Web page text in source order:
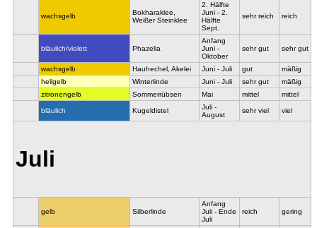
wachsgelb
Bokharaklee,
Weißer Steinklee
2. Hälfte
Juni - 2.
Hälfte
Sept.
sehr reich reich
bläulich/violett Phazelia
Anfang
Juni -
Oktober
sehr gut sehr gut
wachsgelb Hauhechel, Akelei Juni - Juli gut
mäßig
hellgelb
Winterlinde Juni - Juli sehr gut
mäßig
zitronengelb
Sommerrübsen Mai mittel mittel
bläulich Kugeldistel
Juli -
August
sehr viel viel
Juli
gelb Silberlinde
Anfang
Juli - Ende
Juli
reich gering